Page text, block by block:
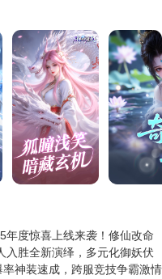
年度惊喜上线来袭！修仙改命
入胜全新演绎，多元化御妖伏
神装速成，跨服竞技争霸激情